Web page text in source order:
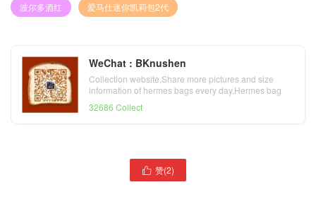
波尔多酒红 爱马仕迷你凯莉包2代
WeChat : BKnushen
Collection website,Share more pictures and size
information of hermes bags every day,Hermes bag
32686 Collect
 赞(2)
Hermes mini Kelly二代20 雾
爱马仕迷你凯莉包2代